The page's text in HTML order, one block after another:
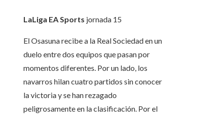
LaLiga EA Sports jornada 15
El Osasuna recibe a la Real Sociedad en un
duelo entre dos equipos que pasan por
momentos diferentes. Por un lado, los
navarros hilan cuatro partidos sin conocer
la victoria y se han rezagado
peligrosamente en la clasificación. Por el